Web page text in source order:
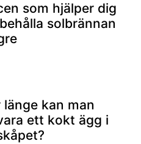
som hjälper dig
solbrännan
länge kan man
ett kokt ägg i